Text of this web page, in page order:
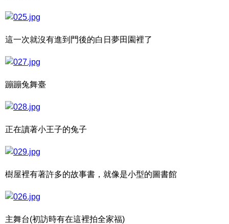
這一次就沒有進到門後的白日夢田園裡了
蹦蹦兔舞臺
正在讀著小王子的兔子
樹屋裡有著許多的故事書，就像是小型的圖書館
主舞台(初訪時有在這裡拍全家福)